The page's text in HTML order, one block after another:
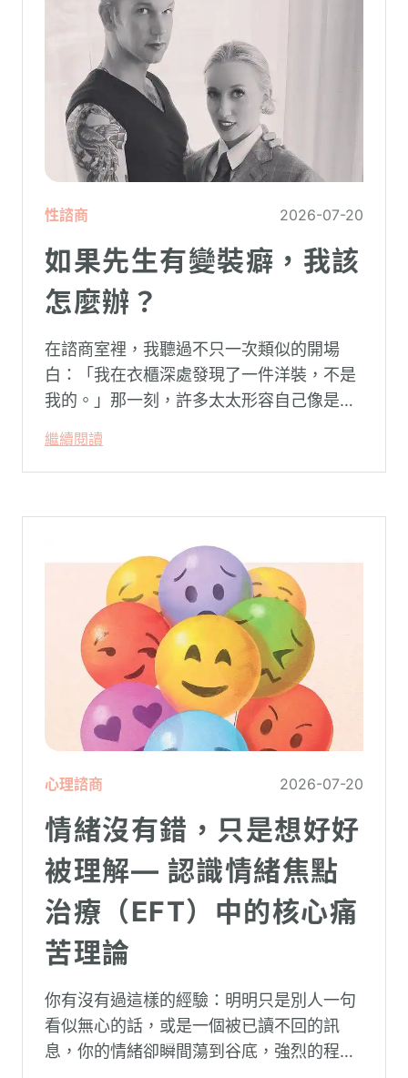
性諮商 2026-07-20
如果先生有變裝癖，我該
怎麼辦？
在諮商室裡，我聽過不只一次類似的開場
白：「我在衣櫃深處發現了一件洋裝，不是
我的。」那一刻，許多太太形容自己像是踩
陌生。
繼續閱讀
心理諮商 2026-07-20
情緒沒有錯，只是想好好
被理解— 認識情緒焦點
治療（EFT）中的核心痛
苦理論
你有沒有過這樣的經驗：明明只是別人一句
看似無心的話，或是一個被已讀不回的訊
息，你的情緒卻瞬間蕩到谷底，強烈的程度